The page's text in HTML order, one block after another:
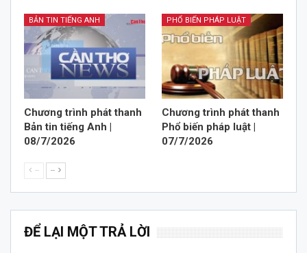
BẢN TIN TIẾNG ANH
Chương trình phát thanh
Bản tin tiếng Anh |
08/7/2026
PHỔ BIẾN PHÁP LUẬT
Chương trình phát thanh
Phổ biến pháp luật |
07/7/2026
-- --
ĐỂ LẠI MỘT TRẢ LỜI